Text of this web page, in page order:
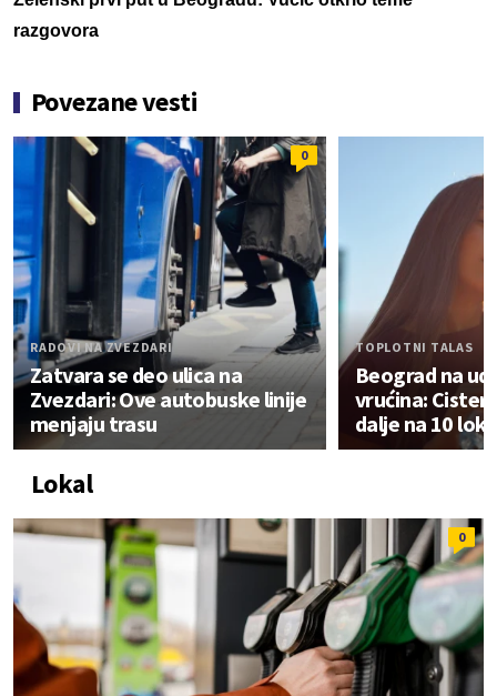
razgovora
Povezane vesti
0
RADOVI NA ZVEZDARI
Zatvara se deo ulica na
Zvezdari: Ove autobuske linije
menjaju trasu
TOPLOTNI TALAS
Beograd na
vrućina:
dalje na 10
Lokal
0